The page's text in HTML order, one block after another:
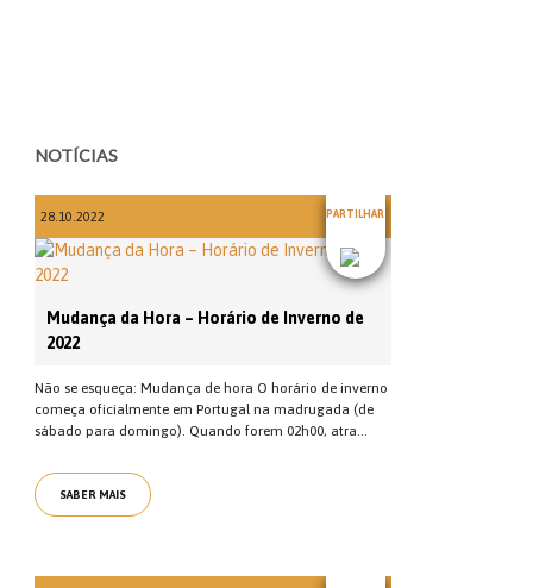
NOTÍCIAS
28.10.2022 PARTILHAR
Mudança da Hora – Horário de Inverno de
2022
Não se esqueça: Mudança de hora O horário de inverno
começa oficialmente em Portugal na madrugada (de
sábado para domingo). Quando forem 02h00, atra...
SABER MAIS